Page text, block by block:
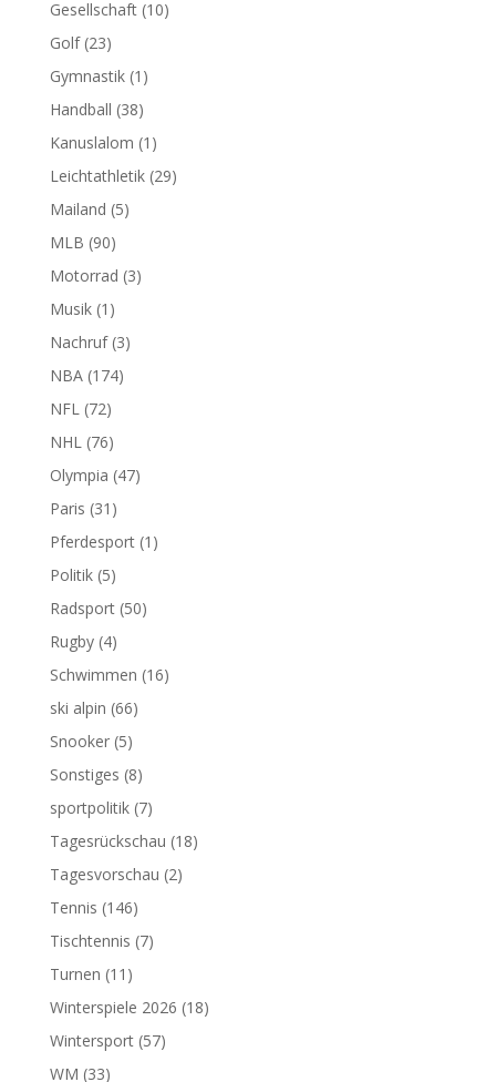
Gesellschaft(10)
Golf(23)
Gymnastik(1)
Handball (38)
Kanuslalom (1)
Leichtathletik(29)
Mailand (5)
MLB (90)
Motorrad (3)
Musik(1)
Nachruf(3)
NBA(174)
NFL(72)
NHL(76)
Olympia (47)
Paris (31)
Pferdesport(1)
Politik(5)
Radsport(50)
Rugby(4)
Schwimmen (16)
ski alpin (66)
Snooker(5)
Sonstiges (8)
sportpolitik(7)
Tagesrückschau (18)
Tagesvorschau (2)
Tennis (146)
Tischtennis (7)
Turnen (11)
Winterspiele 2026 (18)
Wintersport(57)
WM (33)